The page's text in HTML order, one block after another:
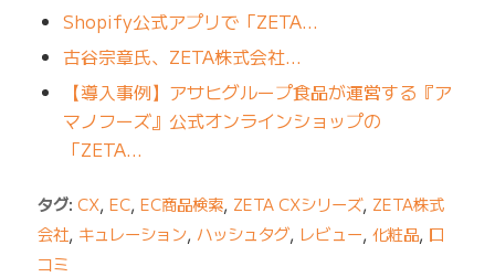
Shopify公式アプリで「ZETA…
古谷宗章氏、ZETA株式会社…
【導入事例】アサヒグループ食品が運営する『ア
マノフーズ』公式オンラインショップの
「ZETA…
タグ: CX, EC, EC商品検索, ZETA CXシリーズ, ZETA株式
会社, キュレーション, ハッシュタグ, レビュー, 化粧品, 口
コミ